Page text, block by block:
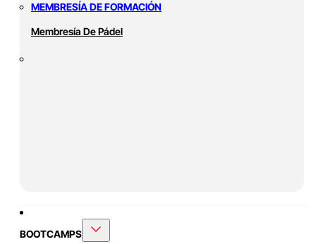
MEMBRESÍA DE FORMACIÓN
Membresía De Pádel
BOOTCAMPS